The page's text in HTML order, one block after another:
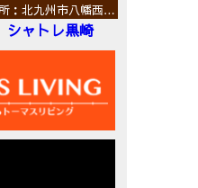
：北九州市八幡西…
シャトレ黒崎